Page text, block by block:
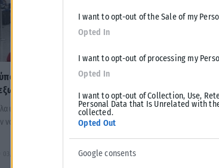
I want to opt-out of the Sale of my
Opted In
I want to opt-out of processing my
Opted In
I want to opt-out of Collection, Use,
Personal Data that Is Unrelated with
collected.
Opted Out
Google consents
ταυτότητα ή
τύπου «μπλε»
να ισχύουν ως ταξιδιωτικά
κρατική αρωγή προς
Σε εξέλιξη βρίσκονται
ΑΝΑΡΤΉΘΗΚΕ ΑΠΌ